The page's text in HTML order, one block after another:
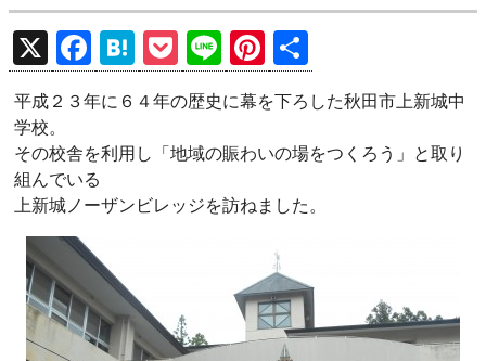
X
F
a
ce
b
o
o
k
H
at
e
n
a
P
o
ck
et
Li
n
e
Pi
nt
er
es
有
平成２３年に６４年の歴史に幕を下ろした秋田市上新城中
学校。
その校舎を利用し「地域の賑わいの場をつくろう」と取り
組んでいる
上新城ノーザンビレッジを訪ねました。